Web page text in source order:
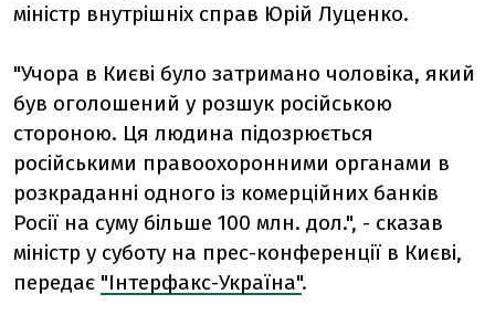
міністр внутрішніх справ Юрій Луценко.
"Учора в Києві було затримано чоловіка, який
був оголошений у розшук російською
стороною. Ця людина підозрюється
російськими правоохоронними органами в
розкраданні одного із комерційних банків
Росії на суму більше 100 млн. дол.", - сказав
міністр у суботу на прес-конференції в Києві,
передає "Інтерфакс-Україна".